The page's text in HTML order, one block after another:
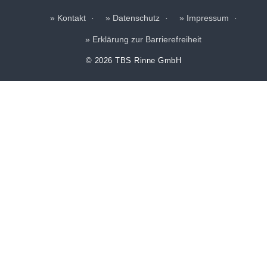
Kontakt Datenschutz Impressum
Erklärung zur Barrierefreiheit
© 2026 TBS Rinne GmbH